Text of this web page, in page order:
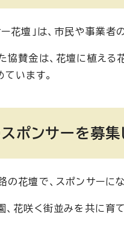
ー花壇」は、市民や事業
協賛金は、花壇に植える
ています。
ポンサーを募集
の花壇で、スポンサーに
、花咲く街並みを共に育